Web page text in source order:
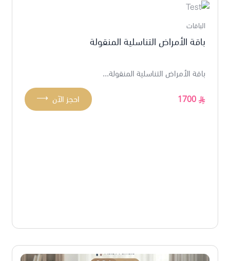
الباقات
باقة الأمراض التناسلية المنقولة
باقة الأمراض التناسلية المنقولة...
1700
⟶ احجز الآن